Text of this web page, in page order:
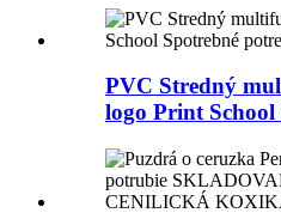
PVC Stredný
logo Print